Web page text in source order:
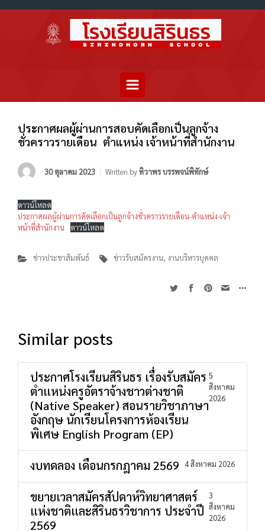
ประกาศผลผู้ผ่านการสอบคัดเลือกเป็นลูกจ้าง
ชั่วคราวรายเดือน ตำแหน่ง เจ้าหน้าที่สำนักงาน
30 ตุลาคม 2023 Written byทิวาพร บรรพจน์พิทักษ์
ดาวน์โหลด
ประกาศผลผู้ผ่านการคัดเลือกเป็นลูกจ้างชั่วคราวรายเดือน-ตำแหน่ง-เจ้า
หน้าที่สำนักงาน
ดาวน์โหลด
ข่าวประชาสัมพันธ์ ข่าวรับสมัครงาน, งานบริหารบุคคล
Similar posts
ประกาศโรงเรียนสิรินธร เรื่องรับสมัคร
ตำแหน่งครูอัตราจ้างชาวต่างชาติ
(Native Speaker) สอนรายวิชาภาษา
อังกฤษ นักเรียนโครงการห้องเรียน
พิเศษ English Program (EP)
5
สิงหาคม
2026
งบทดลอง เดือนกรกฎาคม 2569 4 สิงหาคม 2026
ขยายเวลาสมัครสัปดาห์วิทยาศาสตร์
แห่งชาติและสิรินธรวิชาการ ประจำปี
2569
3
สิงหาคม
2026